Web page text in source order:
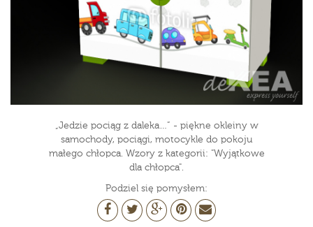
„Jedzie pociąg z daleka…” - piękne okleiny w
samochody, pociągi, motocykle do pokoju
małego chłopca. Wzory z kategorii: "Wyjątkowe
dla chłopca".
Podziel się pomysłem: